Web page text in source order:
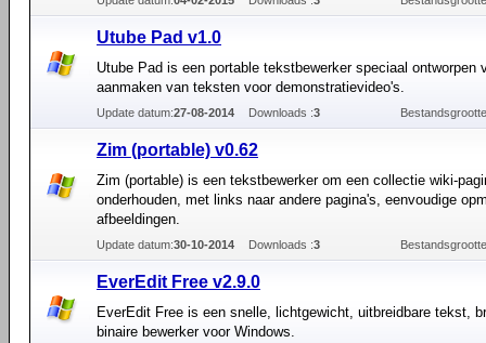
Utube Pad v1.0
Utube Pad is een portable tekstbewerker speciaal ontworpen
aanmaken van teksten voor demonstratievideo's.
Update datum:27-08-2014 Downloads :3
Zim (portable) v0.62
Zim (portable) is een tekstbewerker om een collectie wiki-
onderhouden, met links naar andere pagina's, eenvoudige
afbeeldingen.
Update datum:30-10-2014 Downloads :3
EverEdit Free v2.9.0
EverEdit Free is een snelle, lichtgewicht, uitbreidbare tekst,
binaire bewerker voor Windows.